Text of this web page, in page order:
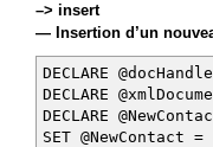
–> insert
— Insertion d’un
DECLARE
DECLARE
DECLARE
SET @NewContact